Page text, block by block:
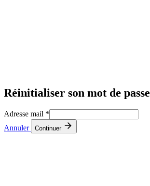
Réinitialiser son mot de passe
Adresse mail *
Annuler
Continuer